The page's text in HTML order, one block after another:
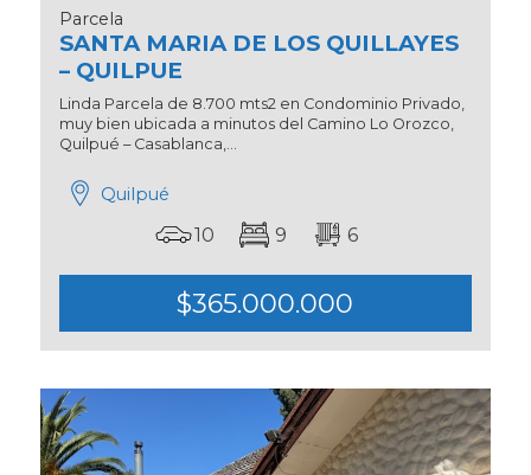
Parcela
SANTA MARIA DE LOS QUILLAYES
– QUILPUE
Linda Parcela de 8.700 mts2 en Condominio Privado,
muy bien ubicada a minutos del Camino Lo Orozco,
Quilpué – Casablanca,...
Quilpué
10 9 6
$365.000.000